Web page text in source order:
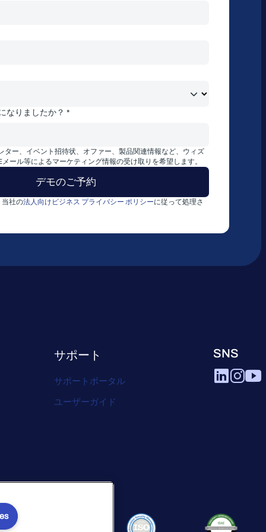
なりましたか？ *
ター、イベント招待状、オファー、製品関連情報など、ウィズ
ール等によるマーケティング情報の受け取りを希望します。
当社の法人向けビジネス プライバシー ポリシーに従って処理さ
サポート
サポートポータル
ユーザーガイド
SNS